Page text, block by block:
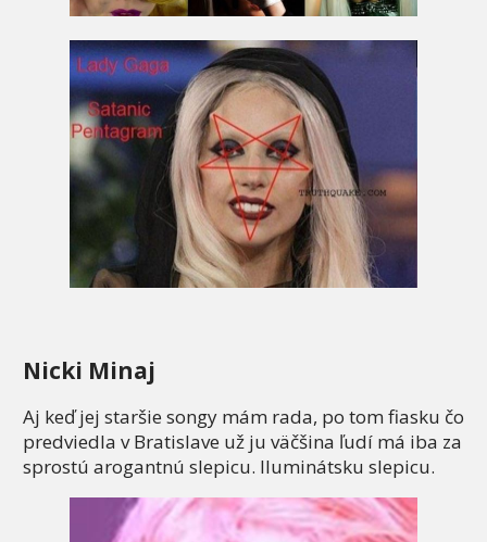
Nicki Minaj
Aj keď jej staršie songy mám rada, po tom fiasku čo
predviedla v Bratislave už ju väčšina ľudí má iba za
sprostú arogantnú slepicu. Iluminátsku slepicu.